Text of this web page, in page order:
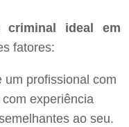
criminal ideal em
fatores:
um profissional com
experiência
ao seu.